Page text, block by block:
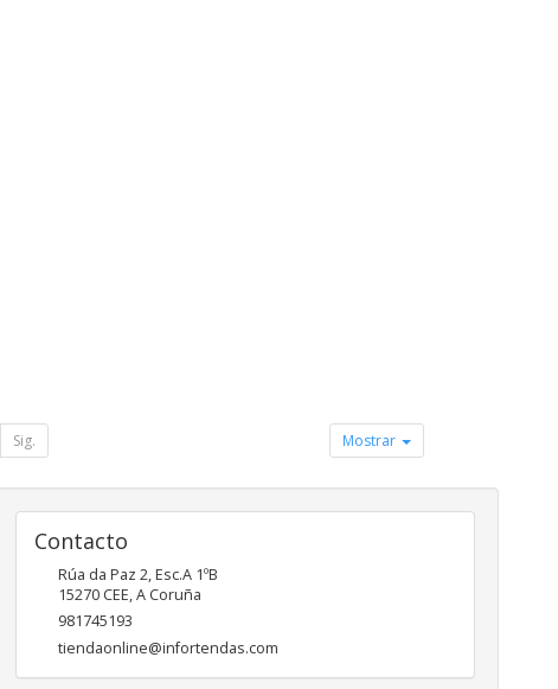
Sig. Mostrar
Contacto
Rúa da Paz 2, Esc.A 1ºB
15270 CEE,A Coruña
981745193
tiendaonline@infortendas.com